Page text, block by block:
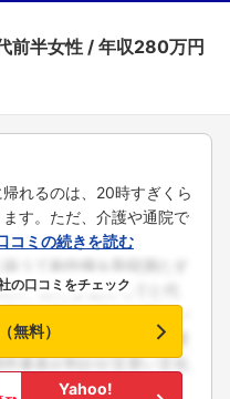
前半女性
年収280万円
れるのは、20時すぎくら
す。ただ、介護や通院で
コミの続きを読む
の口コミをチェック
無料）
Yahoo!